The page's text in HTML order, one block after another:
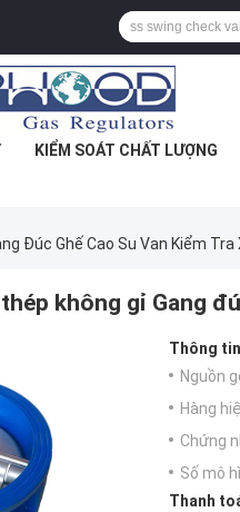
KIỂM SOÁT CHẤT LƯỢNG
Đúc Ghế Cao Su Van Kiểm
không gỉ Gang
Thông
Nguồn
Hàng
Chứng
Số mô
Thanh